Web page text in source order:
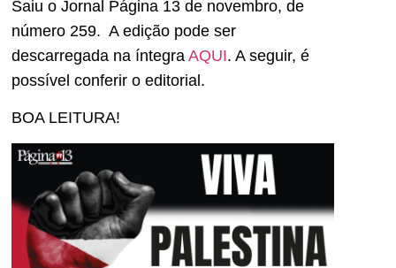
Saiu o Jornal Página 13 de novembro, de
número 259. A edição pode ser
descarregada na íntegra AQUI. A seguir, é
possível conferir o editorial.
BOA LEITURA!